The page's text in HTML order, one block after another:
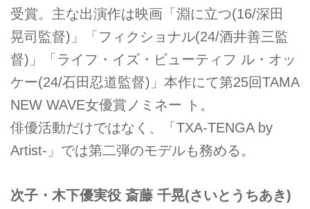
受賞。主な出演作は映画「淵に立つ(16/深田
晃司監督)」「フィクショナル(24/酒井善三監
督)」「ライフ・イズ・ビューティフ ル・オッ
ケー(24/石田忍道監督)」本作にて第25回TAMA
NEW WAVE女優賞ノミネー ト。
俳優活動だけではなく、「TXA-TENGA by
Artist-」では第二弾のモデルも務める。
次子・木下優実役 斎藤 千晃(さいとうちあき)